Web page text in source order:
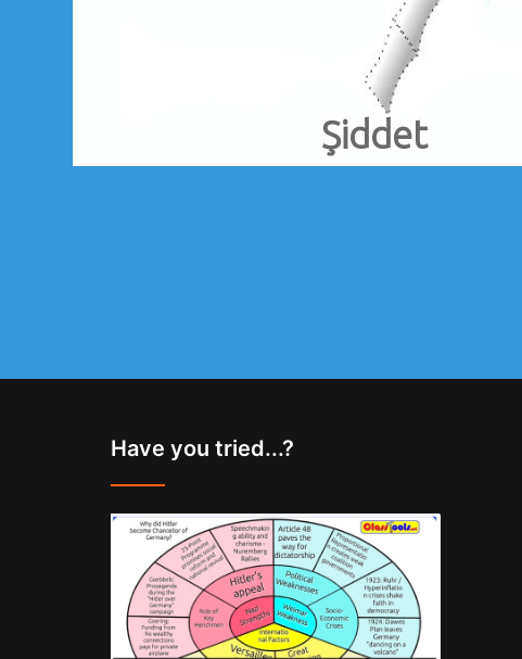
Şiddet
Have you tried...?